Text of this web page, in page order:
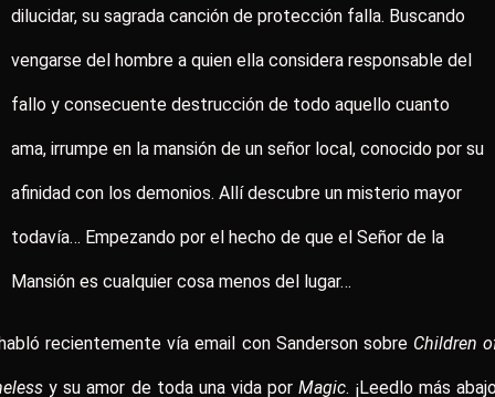
dilucidar, su sagrada canción de protección falla. Buscando
vengarse del hombre a quien ella considera responsable del
fallo y consecuente destrucción de todo aquello cuanto
ama, irrumpe en la mansión de un señor local, conocido por su
afinidad con los demonios. Allí descubre un misterio mayor
todavía… Empezando por el hecho de que el Señor de la
Mansión es cualquier cosa menos del lugar…
recientemente vía email con Sanderson sobre Children
y su amor de toda una vida porMagic. ¡Leedlo más